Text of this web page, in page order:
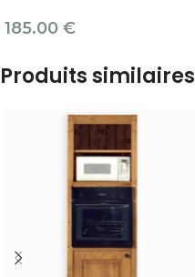
185.00 €
Produits similaires